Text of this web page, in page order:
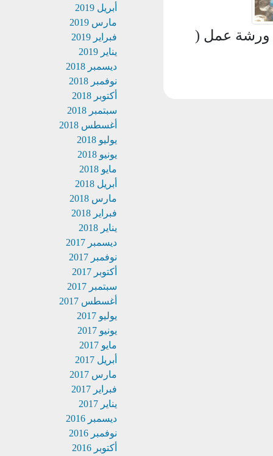
عمل (
أبريل 2019
مارس 2019
فبراير 2019
يناير 2019
ديسمبر 2018
نوفمبر 2018
أكتوبر 2018
سبتمبر 2018
أغسطس 2018
يوليو 2018
يونيو 2018
مايو 2018
أبريل 2018
مارس 2018
فبراير 2018
يناير 2018
ديسمبر 2017
نوفمبر 2017
أكتوبر 2017
سبتمبر 2017
أغسطس 2017
يوليو 2017
يونيو 2017
مايو 2017
أبريل 2017
مارس 2017
فبراير 2017
يناير 2017
ديسمبر 2016
نوفمبر 2016
أكتوبر 2016